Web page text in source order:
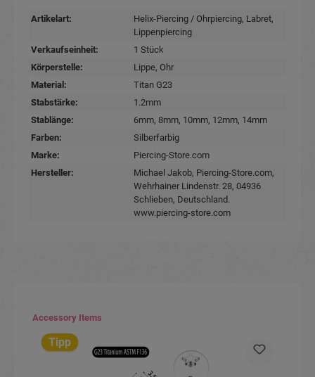
Artikelart: Helix-Piercing / Ohrpiercing, Labret,
Lippenpiercing
Verkaufseinheit:
1 Stück
Körperstelle:
Lippe, Ohr
Material:
Titan G23
Stabstärke:
1.2mm
Stablänge:
6mm, 8mm, 10mm, 12mm, 14mm
Farben:
Silberfarbig
Marke:
Piercing-Store.com
Hersteller:
Michael Jakob, Piercing-Store.com,
Wehrhainer Lindenstr. 28, 04936
Schlieben, Deutschland.
www.piercing-store.com
Produktgalerie überspringen
Accessory Items
Tipp